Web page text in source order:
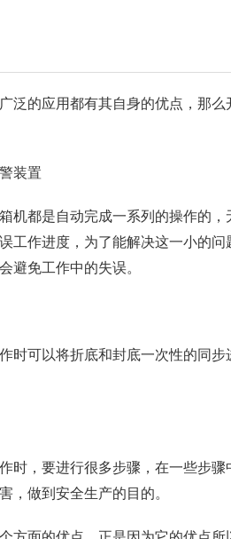
泛的应用都有其自身的优点，那
装置
机都是自动完成一系列的操作的
工作进度，为了能解决这一小的
避免工作中的失误。
时可以将折底和封底一次性的同
时，要进行很多步骤，在一些步
，做到安全生产的目的。